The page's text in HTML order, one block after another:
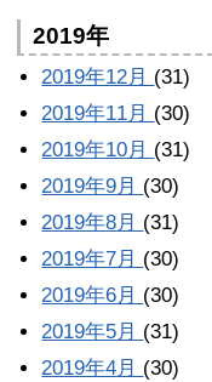
2019年
2019年12月 (31)
2019年11月 (30)
2019年10月 (31)
2019年9月 (30)
2019年8月 (31)
2019年7月 (30)
2019年6月 (30)
2019年5月 (31)
2019年4月 (30)